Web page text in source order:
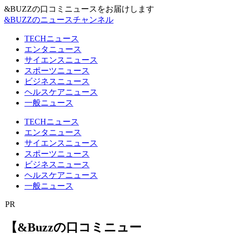
&BUZZの口コミニュースをお届けします
&BUZZのニュースチャンネル
TECHニュース
エンタニュース
サイエンスニュース
スポーツニュース
ビジネスニュース
ヘルスケアニュース
一般ニュース
TECHニュース
エンタニュース
サイエンスニュース
スポーツニュース
ビジネスニュース
ヘルスケアニュース
一般ニュース
PR
【&Buzzの口コミニュー